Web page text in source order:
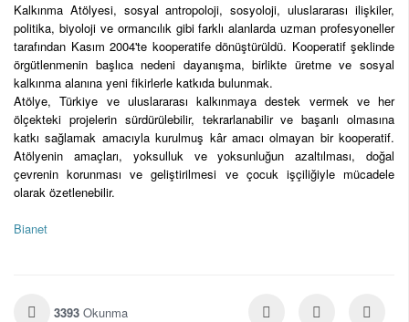
Kalkınma Atölyesi, sosyal antropoloji, sosyoloji, uluslararası ilişkiler,
politika, biyoloji ve ormancılık gibi farklı alanlarda uzman profesyoneller
tarafından Kasım 2004'te kooperatife dönüştürüldü. Kooperatif şeklinde
örgütlenmenin başlıca nedeni dayanışma, birlikte üretme ve sosyal
kalkınma alanına yeni fikirlerle katkıda bulunmak.
Atölye, Türkiye ve uluslararası kalkınmaya destek vermek ve her
ölçekteki projelerin sürdürülebilir, tekrarlanabilir ve başarılı olmasına
katkı sağlamak amacıyla kurulmuş kâr amacı olmayan bir kooperatif.
Atölyenin amaçları, yoksulluk ve yoksunluğun azaltılması, doğal
çevrenin korunması ve geliştirilmesi ve çocuk işçiliğiyle mücadele
olarak özetlenebilir.
Bianet
3393 Okunma